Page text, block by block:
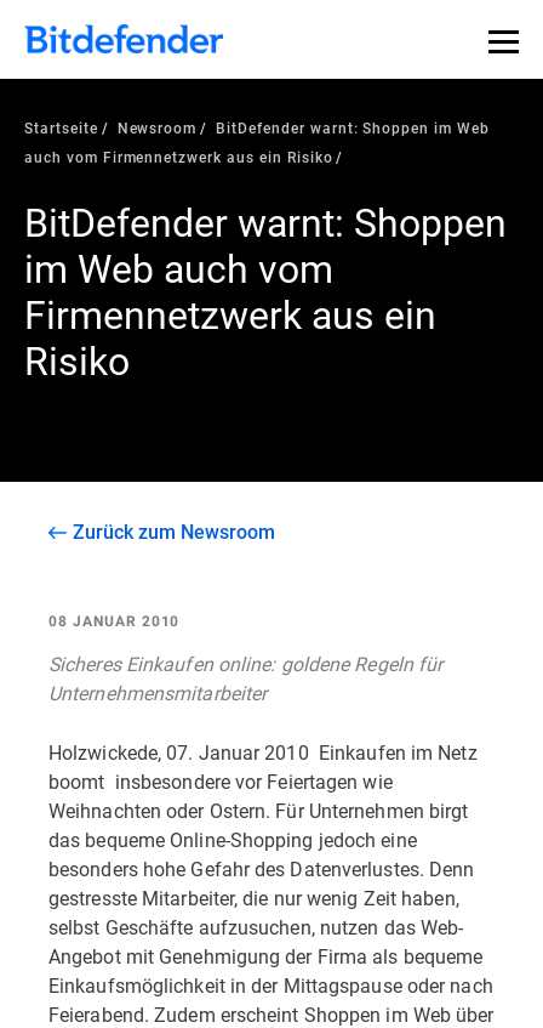
Startseite Newsroom
BitDefender warnt: Shoppen im Web
auch vom Firmennetzwerk aus ein Risiko
BitDefender warnt: Shoppen
im Web auch vom
Firmennetzwerk aus ein
Risiko
Zurück zum Newsroom
08 JANUAR 2010
Sicheres Einkaufen online: goldene Regeln für
Unternehmensmitarbeiter
Holzwickede, 07. Januar 2010  Einkaufen im Netz
boomt  insbesondere vor Feiertagen wie
Weihnachten oder Ostern. Für Unternehmen birgt
das bequeme Online-Shopping jedoch eine
besonders hohe Gefahr des Datenverlustes. Denn
gestresste Mitarbeiter, die nur wenig Zeit haben,
selbst Geschäfte aufzusuchen, nutzen das Web-
Angebot mit Genehmigung der Firma als bequeme
Einkaufsmöglichkeit in der Mittagspause oder nach
Feierabend. Zudem erscheint Shoppen im Web über